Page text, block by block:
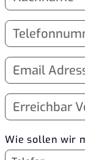
Wie sollen wir